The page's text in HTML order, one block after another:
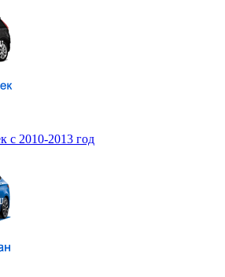
с 2010-2013 год